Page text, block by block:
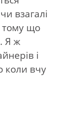
взагалі
тому що
Я ж
і
коли вчу